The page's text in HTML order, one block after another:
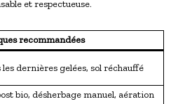
et respectueuse.
recommandées
les dernières gelées, sol réchauffé
bio, désherbage manuel, aération